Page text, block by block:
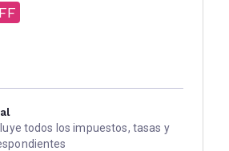
todos los impuestos, tasas y